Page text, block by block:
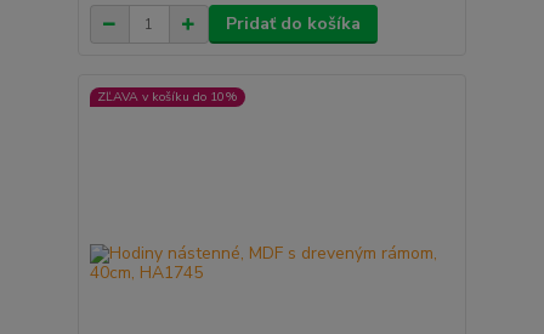
Pridať do košíka
ZĽAVA v košíku do 10%